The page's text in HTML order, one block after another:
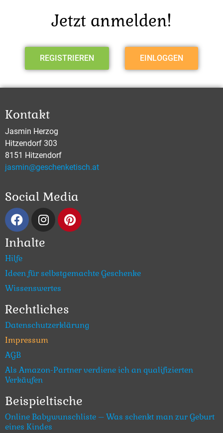
Jetzt anmelden!
REGISTRIEREN EINLOGGEN
Kontakt
Jasmin Herzog
Hitzendorf 303
8151 Hitzendorf
jasmin@geschenketisch.at
Social Media
Inhalte
Hilfe
Ideen für selbstgemachte Geschenke
Wissenswertes
Rechtliches
Datenschutzerklärung
Impressum
AGB
Als Amazon-Partner verdiene ich an qualifizierten
Verkäufen
Beispieltische
Online Babywunschliste – Was schenkt man zur Geburt
eines Kindes